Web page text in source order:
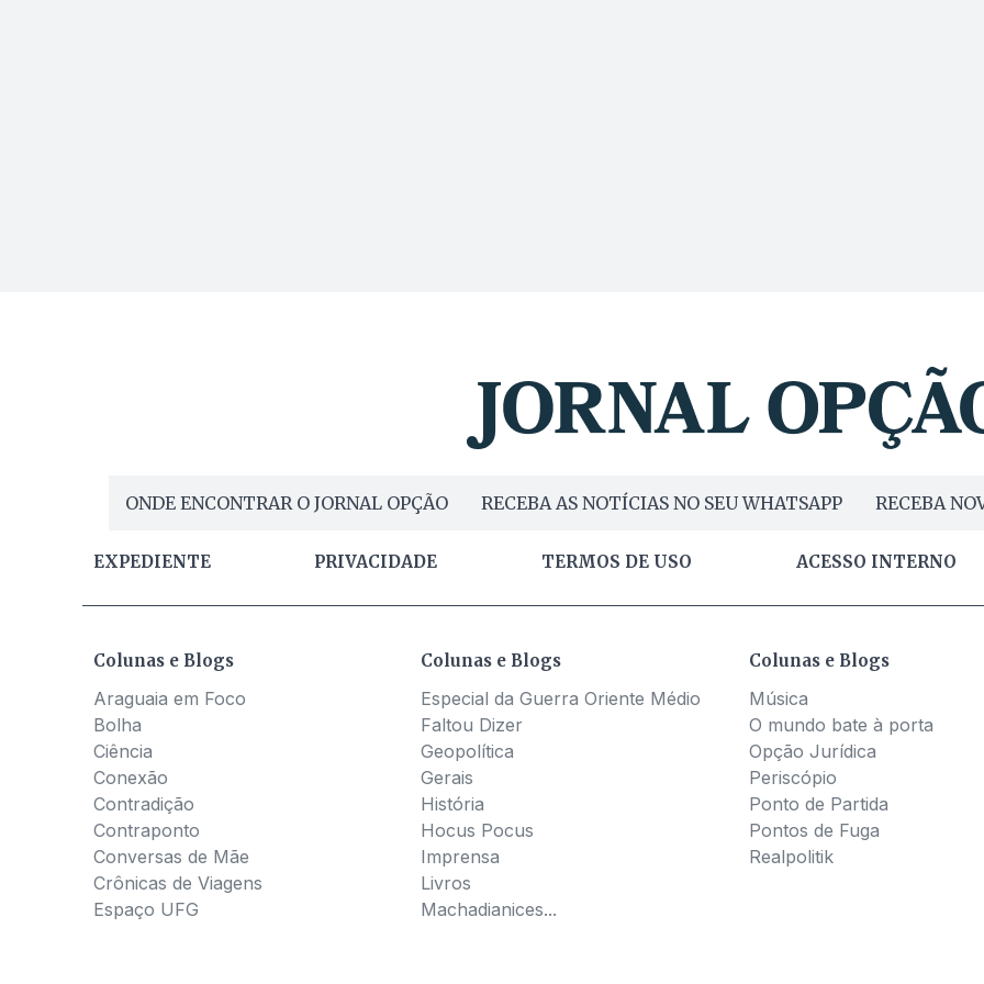
ONDE ENCONTRAR O JORNAL OPÇÃO RECEBA AS NOTÍCIAS NO SEU WHATSAPP RECEBA
EXPEDIENTE PRIVACIDADE TERMOS DE USO ACESSO INTERNO
Colunas e Blogs
Araguaia em Foco
Bolha
Ciência
Conexão
Contradição
Contraponto
Conversas de Mãe
Crônicas de Viagens
Espaço UFG
Colunas e Blogs
Especial da Guerra Oriente Médio
Faltou Dizer
Geopolítica
Gerais
História
Hocus Pocus
Imprensa
Livros
Machadianices...
Colunas e Blogs
Música
O mundo bate à porta
Opção Jurídica
Periscópio
Ponto de Partida
Pontos de Fuga
Realpolitik